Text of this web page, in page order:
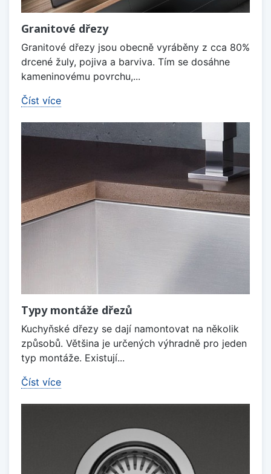
Granitové dřezy
Granitové dřezy jsou obecně vyráběny z cca 80%
drcené žuly, pojiva a barviva. Tím se dosáhne
kameninovému povrchu,...
Číst více
Typy montáže dřezů
Kuchyňské dřezy se dají namontovat na několik
způsobů. Většina je určených výhradně pro jeden
typ montáže. Existují...
Číst více